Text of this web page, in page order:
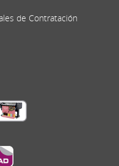
de Contratación